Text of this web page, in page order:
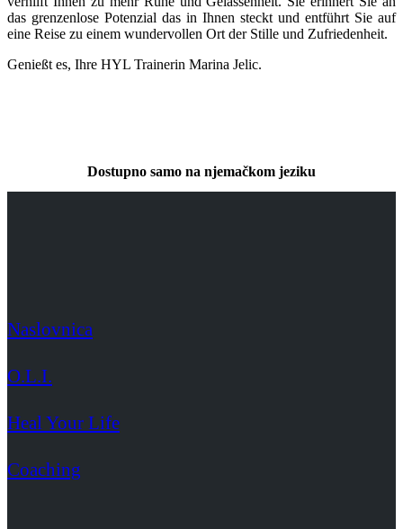
das grenzenlose Potenzial das in Ihnen steckt und entführt Sie auf
eine Reise zu einem wundervollen Ort der Stille und Zufriedenheit.
Genießt es, Ihre HYL Trainerin Marina Jelic.
Dostupno samo na njemačkom jeziku
Naslovnica
O.L.I.
Heal Your Life
Coaching